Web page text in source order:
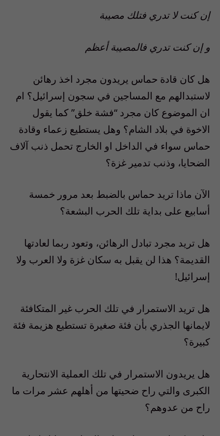
إن كنت لا تدري فتلك مصيبة
و إن كنت تدري فالمصيبة أعظم
هل كان قادة حماس يريدون مجرد اخذ رهائن
لاستبدالهم مع المساجين في سجون إسرائيل؟ ام
ان الموضوع كان مجرد “فشة خلق”كما يقول
الاخوة في بلاد الشام؟ وهل يستطيع زعماء وقادة
حماس سواء في الداخل او الخارج تحمل ذنب آلاف
الضحايا، وذنب تدمير غزة؟
الآن ماذا تريد حماس بالضبط بعد مرور خمسة
أسابيع على بداية تلك الحرب البشعة؟
هل تريد مجرد تبادل الرهائن، وتعود ربما لعادتها
القديمة؟ هذا لن يقبل به سكان غزة ولا العرب ولا
إسرائيل!
هل تريد الاستمرار في تلك الحرب غير المتكافئة
لايمانها الجذري بأن فئة صغيرة تستطيع هزيمة فئة
كبيرة؟
هل يريدون الاستمرار في تلك العملية الانتحارية
الكبرى والتي راح ضحيتها من أهلهم عشر مرات ما
راح من عدوهم؟